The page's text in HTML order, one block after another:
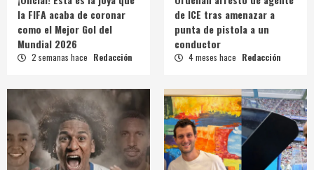
la FIFA acaba de coronar
como el Mejor Gol del
Mundial 2026
2 semanas hace Redacción
de ICE tras amenazar a
punta de pistola a un
conductor
4 meses hace Redacción